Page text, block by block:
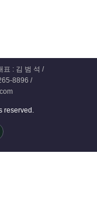
표 : 김 범 석 /
8896 /
reserved.